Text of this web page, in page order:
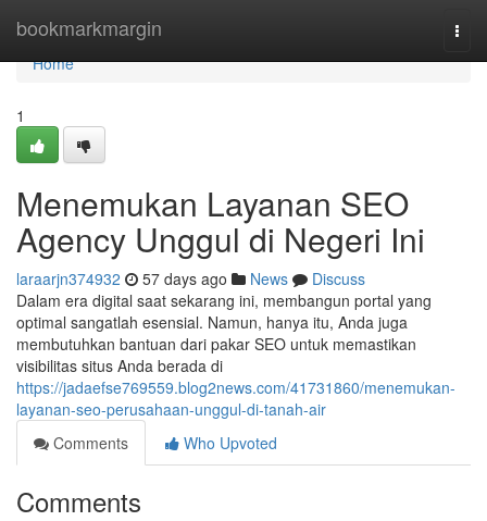
bookmarkmargin
Home
Home
1
Menemukan Layanan SEO
Agency Unggul di Negeri Ini
laraarjn374932 57 days ago News
Discuss
Dalam era digital saat sekarang ini, membangun portal yang
optimal sangatlah esensial. Namun, hanya itu, Anda juga
membutuhkan bantuan dari pakar SEO untuk memastikan
visibilitas situs Anda berada di
https://jadaefse769559.blog2news.com/41731860/menemukan-
layanan-seo-perusahaan-unggul-di-tanah-air
Comments
Who Upvoted
Comments